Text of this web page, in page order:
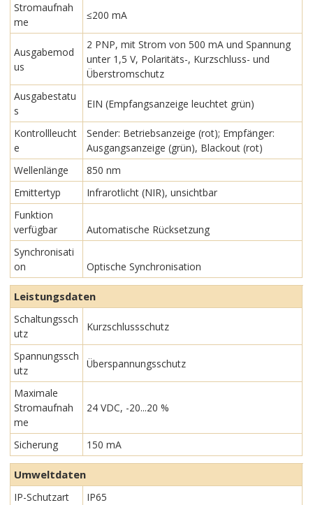
Stromaufnah
me
≤200 mA
Ausgabemod
us
2 PNP, mit Strom von 500 mA und Spannung
unter 1,5 V, Polaritäts-, Kurzschluss- und
Überstromschutz
Ausgabestatu
s
EIN (Empfangsanzeige leuchtet grün)
Kontrollleucht
e
Sender: Betriebsanzeige (rot); Empfänger:
Ausgangsanzeige (grün), Blackout (rot)
Wellenlänge
850 nm
Emittertyp
Infrarotlicht (NIR), unsichtbar
Funktion
verfügbar
Automatische Rücksetzung
Synchronisati
on
Optische Synchronisation
Leistungsdaten
Schaltungssch
utz
Kurzschlussschutz
Spannungssch
utz
Überspannungsschutz
Maximale
Stromaufnah
me
24 VDC, -20...20 %
Sicherung 150 mA
Umweltdaten
IP-Schutzart IP65